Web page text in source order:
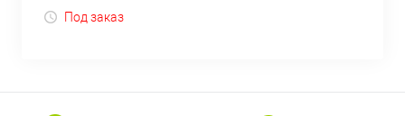
Под заказ